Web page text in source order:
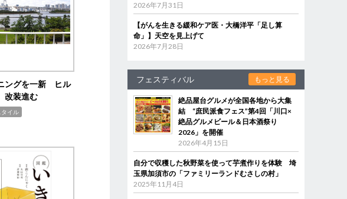
ングを一新 ヒル
改装進む
タイル
2026年7月31日
【がんを生きる緩和ケア医・大橋洋平「足し算
命」】天空を見上げて
2026年7月28日
フェスティバル もっと見る
絶品屋台グルメが全国各地から大集
結 “庶民派食フェス”第4回「川口×
絶品グルメビール＆日本酒祭り
2026」を開催
2026年4月15日
自分で収穫した秋野菜を使って芋煮作りを体験 埼
玉県加須市の「ファミリーランドむさしの村」
2025年11月4日